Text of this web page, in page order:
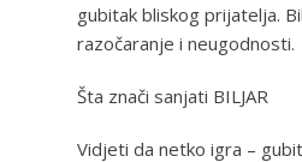
gubitak bliskog prijatelja.
razočaranje i neugodnosti.
Šta znači sanjati BILJAR
Vidjeti da netko igra –